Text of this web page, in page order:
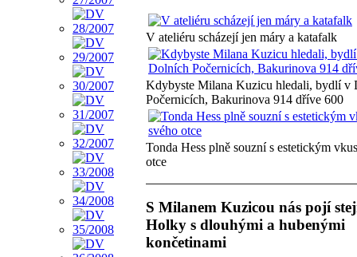
V ateliéru scházejí jen máry a katafalk
Kdybyste Milana Kuzicu hledali, bydlí v
Počernicích, Bakurinova 914 dříve 600
Tonda Hess plně souzní s estetickým
otce
S Milanem Kuzicou nás pojí
Holky s dlouhými a hubenými
končetinami